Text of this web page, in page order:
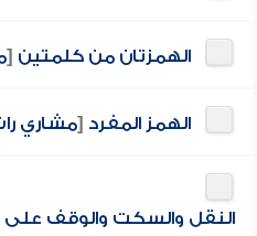
الهمزتان من كلمتين [
الهمز المفرد [مشاري
النقل والسكت والوقف على